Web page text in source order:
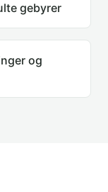
gebyrer
og